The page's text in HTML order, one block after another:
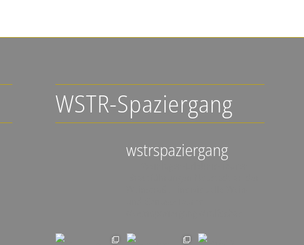
WSTR-Spaziergang
wstrspaziergang